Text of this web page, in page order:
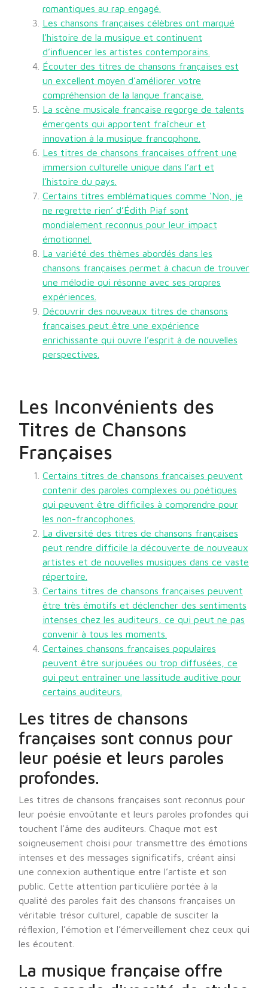
romantiques au rap engagé.
Les chansons françaises célèbres ont marqué
l’histoire de la musique et continuent
d’influencer les artistes contemporains.
Écouter des titres de chansons françaises est
un excellent moyen d’améliorer votre
compréhension de la langue française.
La scène musicale française regorge de talents
émergents qui apportent fraîcheur et
innovation à la musique francophone.
Les titres de chansons françaises offrent une
immersion culturelle unique dans l’art et
l’histoire du pays.
Certains titres emblématiques comme ‘Non, je
ne regrette rien’ d’Édith Piaf sont
mondialement reconnus pour leur impact
émotionnel.
La variété des thèmes abordés dans les
chansons françaises permet à chacun de trouver
une mélodie qui résonne avec ses propres
expériences.
Découvrir des nouveaux titres de chansons
françaises peut être une expérience
enrichissante qui ouvre l’esprit à de nouvelles
perspectives.
Les Inconvénients des
Titres de Chansons
Françaises
Certains titres de chansons françaises peuvent
contenir des paroles complexes ou poétiques
qui peuvent être difficiles à comprendre pour
les non-francophones.
La diversité des titres de chansons françaises
peut rendre difficile la découverte de nouveaux
artistes et de nouvelles musiques dans ce vaste
répertoire.
Certains titres de chansons françaises peuvent
être très émotifs et déclencher des sentiments
intenses chez les auditeurs, ce qui peut ne pas
convenir à tous les moments.
Certaines chansons françaises populaires
peuvent être surjouées ou trop diffusées, ce
qui peut entraîner une lassitude auditive pour
certains auditeurs.
Les titres de chansons
françaises sont connus pour
leur poésie et leurs paroles
profondes.
Les titres de chansons françaises sont reconnus pour
leur poésie envoûtante et leurs paroles profondes qui
touchent l’âme des auditeurs. Chaque mot est
soigneusement choisi pour transmettre des émotions
intenses et des messages significatifs, créant ainsi
une connexion authentique entre l’artiste et son
public. Cette attention particulière portée à la
qualité des paroles fait des chansons françaises un
véritable trésor culturel, capable de susciter la
réflexion, l’émotion et l’émerveillement chez ceux qui
les écoutent.
La musique française offre